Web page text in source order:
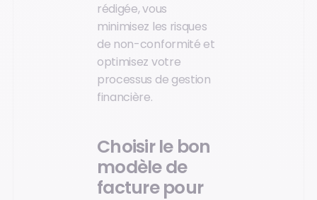
rédigée, vous
minimisez les risques
de non-conformité et
optimisez votre
processus de gestion
financière.
Choisir le bon
modèle de
facture pour